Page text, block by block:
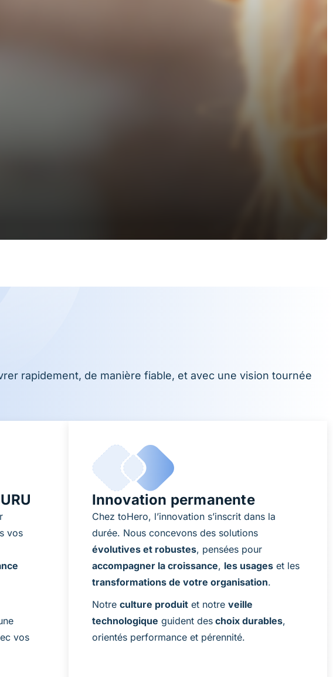
rapidement, de manière fiable, et avec une vision tournée
vos
vos
Innovation permanente
Chez toHero, l’innovation s’inscrit dans la
durée. Nous concevons des solutions
évolutives et robustes, pensées pour
accompagner la croissance, les usageset les
transformations de votre organisation.
Notre culture produitet notre veille
technologique guident deschoix durables,
orientés performance et pérennité.